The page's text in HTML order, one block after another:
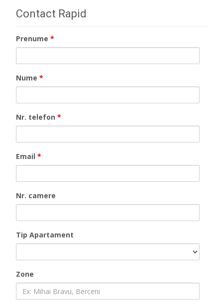
Contact Rapid
Prenume *
Nume *
Nr. telefon *
Email *
Nr. camere
Tip Apartament
Zone